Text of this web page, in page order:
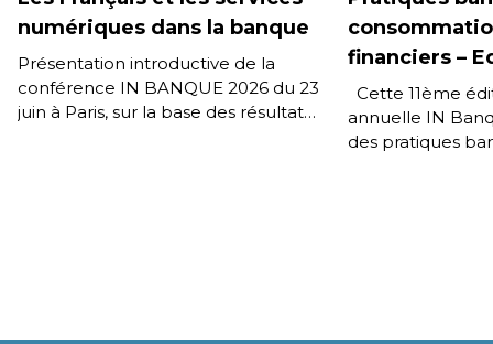
numériques dans la banque
Présentation introductive de la
conférence IN BANQUE 2026 du 23
juin à Paris, sur la base des résultats
financiers –
Cette 11ème
annuelle IN
des pratiques